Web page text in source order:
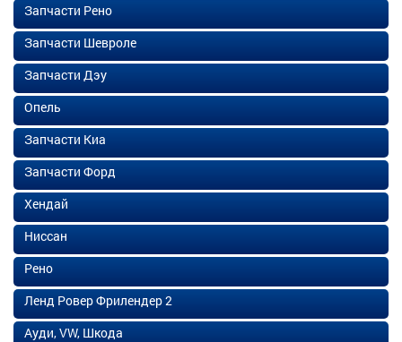
Запчасти Рено
Запчасти Шевроле
Запчасти Дэу
Опель
Запчасти Киа
Запчасти Форд
Хендай
Ниссан
Рено
Ленд Ровер Фрилендер 2
Ауди, VW, Шкода